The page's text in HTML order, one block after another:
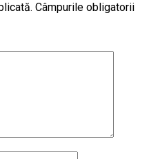
Câmpurile obligatorii